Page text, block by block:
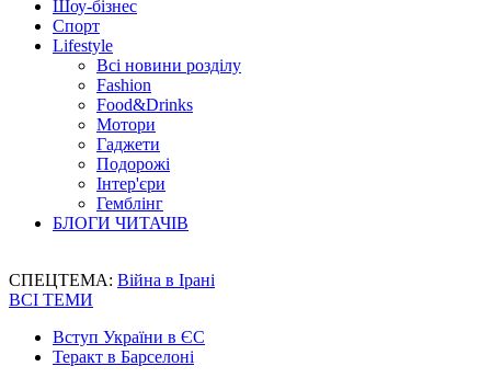
Шоу-бізнес
Спорт
Lifestyle
Всі новини розділу
Fashion
Food&Drinks
Мотори
Гаджети
Подорожі
Інтер'єри
Гемблінг
БЛОГИ ЧИТАЧІВ
СПЕЦТЕМА: Війна в Ірані
ВСІ ТЕМИ
Вступ України в ЄС
Теракт в Барселоні